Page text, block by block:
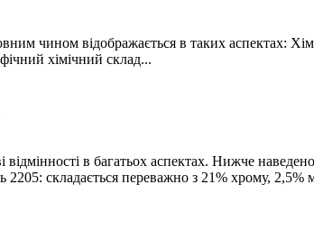
чином відображається в таких аспектах:
хімічний склад...
в багатьох аспектах. Нижче
2205: складається переважно з 21% хрому, 2,5%